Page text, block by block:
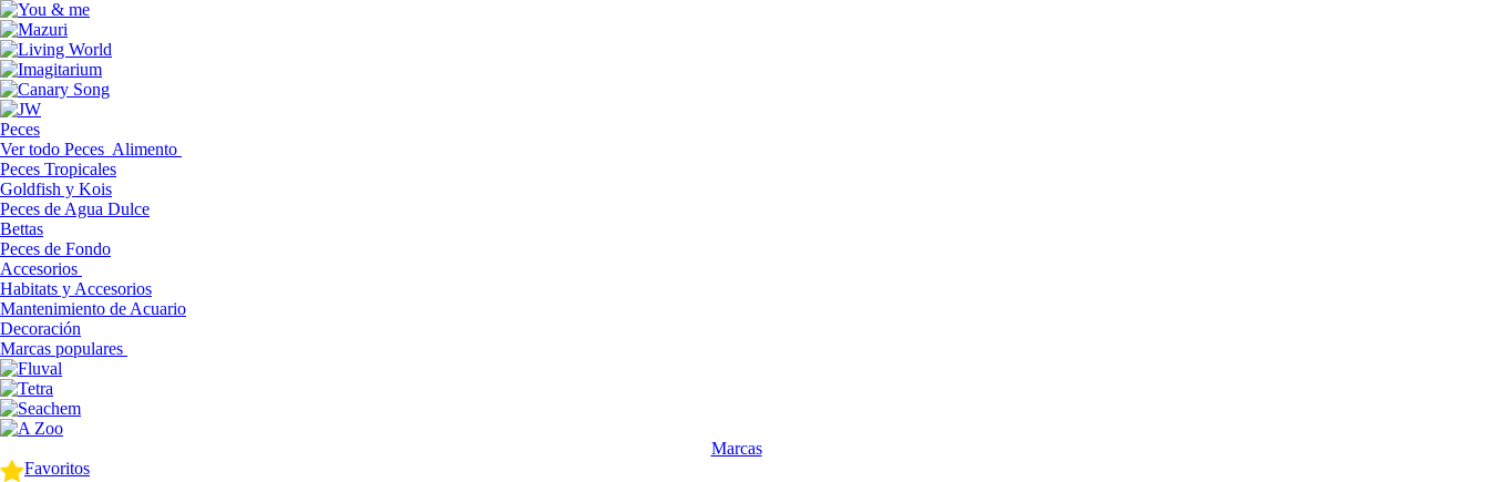
Peces
Ver todo Peces Alimento
Peces Tropicales
Goldfish y Kois
Peces de Agua Dulce
Bettas
Peces de Fondo
Accesorios
Habitats y Accesorios
Mantenimiento de Acuario
Decoración
Marcas populares
Marcas
Favoritos